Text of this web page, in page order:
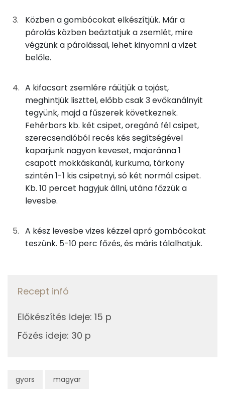
gyors magyar
0 kcal
0gbors
0 kcal
0gcsípős paprikakrém
375g
víz
A gombóchoz
14gzsemle
37 kcal
14gtojás
17 kcal
15g
finomliszt
55 kcal
0g majoranna
0goregánó
0 kcal
szerecsendió
0 kcal
0g tárkony
0g fehér bors
Magnézium
Szelén
TOP vitaminok
C vitamin:
β-karotin
α-karotin
Niacin - B3 vitamin:
Fehérje
Összesen 5.2 g
Egyszeresen telítetlen zsírsav:
Közben a gombócokat elkészítjük. Már a
párolás közben beáztatjuk a zsemlét, mire
végzünk a párolással, lehet kinyomni a vizet
belőle.
A kifacsart zsemlére ráütjük a tojást,
meghintjük liszttel, előbb csak 3 evőkanálnyit
tegyünk, majd a fűszerek következnek.
Fehérbors kb. két csipet, oregánó fél csipet,
szerecsendióból recés kés segítségével
kaparjunk nagyon keveset, majoránna 1
csapott mokkáskanál, kurkuma, tárkony
szintén 1-1 kis csipetnyi, só két normál csipet.
Kb. 10 percet hagyjuk állni, utána főzzük a
levesbe.
A kész levesbe vizes kézzel apró gombócokat
teszünk. 5-10 perc főzés, és máris tálalhatjuk.
Recept infó
Előkészítés ideje: 15 p
Főzés ideje: 30 p